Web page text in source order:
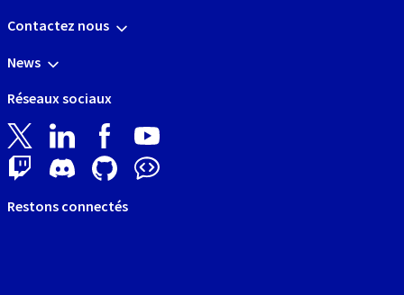
Contactez nous
News
Réseaux sociaux
Restons connectés